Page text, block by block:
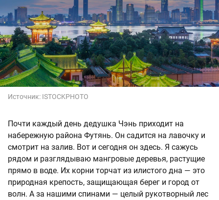
Источник: ISTOCKPHOTO
Почти каждый день дедушка Чэнь приходит на
набережную района Футянь. Он садится на лавочку и
смотрит на залив. Вот и сегодня он здесь. Я сажусь
рядом и разглядываю мангровые деревья, растущие
прямо в воде. Их корни торчат из илистого дна — это
природная крепость, защищающая берег и город от
волн. А за нашими спинами — целый рукотворный лес